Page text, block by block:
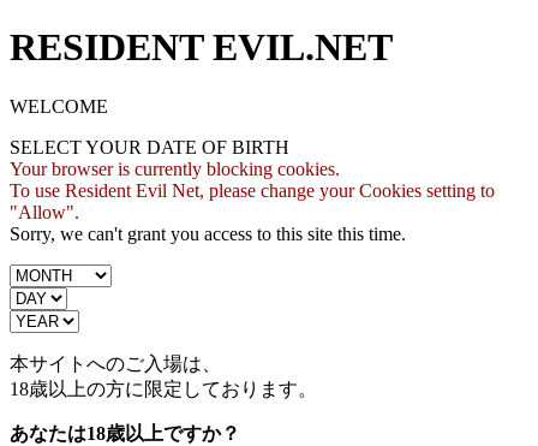
RESIDENT EVIL.NET
WELCOME
SELECT YOUR DATE OF BIRTH
Your browser is currently blocking cookies.
To use Resident Evil Net, please change your Cookies setting to
"Allow".
Sorry, we can't grant you access to this site this time.
本サイトへのご入場は、
18歳以上の方に限定しております。
あなたは18歳以上ですか？